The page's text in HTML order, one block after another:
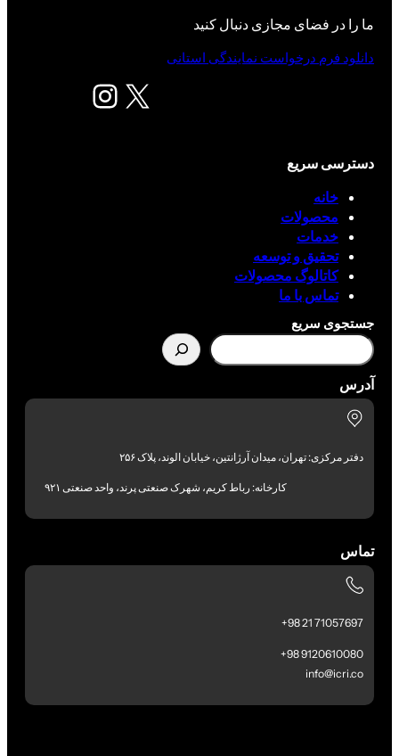
ما را در فضای مجازی دنبال کنید
X اینستاگرم
دانلود فرم درخواست نمایندگی استانی
دسترسی سریع
خانه
محصولات
خدمات
تحقیق و توسعه
کاتالوگ محصولات
تماس با ما
جستجوی سریع
آدرس
دفتر مرکزی: تهران، میدان آرژانتین، خیابان الوند، پلاک ۲۵۶
کارخانه: رباط کریم، شهرک صنعتی پرند، واحد صنعتی ۹۲۱
تماس
71057697 21 98+
9120610080 98+
info@icri.co